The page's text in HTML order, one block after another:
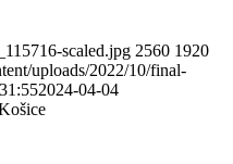
scaled.jpg 2560 1920
uploads/2022/10/final-
2024-04-04